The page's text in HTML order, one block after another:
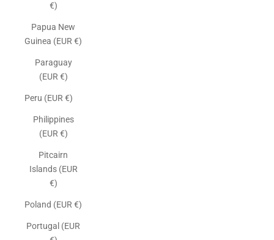
€)
Papua New
Guinea (EUR €)
Paraguay
(EUR €)
Peru (EUR €)
Philippines
(EUR €)
Pitcairn
Islands (EUR
€)
Poland (EUR €)
Portugal (EUR